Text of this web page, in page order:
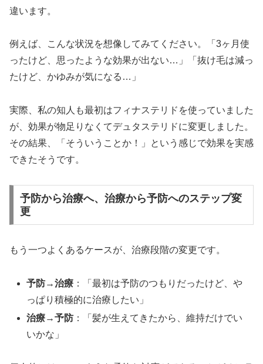
違います。
例えば、こんな状況を想像してみてください。「3ヶ月使
ったけど、思ったような効果が出ない…」「抜け毛は減っ
たけど、かゆみが気になる…」
実際、私の知人も最初はフィナステリドを使っていました
が、効果が物足りなくてデュタステリドに変更しました。
その結果、「そういうことか！」という感じで効果を実感
できたそうです。
予防から治療へ、治療から予防へのステップ変
更
もう一つよくあるケースが、治療段階の変更です。
予防→治療 ：「最初は予防のつもりだったけど、や
っぱり積極的に治療したい」
治療→予防 ：「髪が生えてきたから、維持だけでい
いかな」